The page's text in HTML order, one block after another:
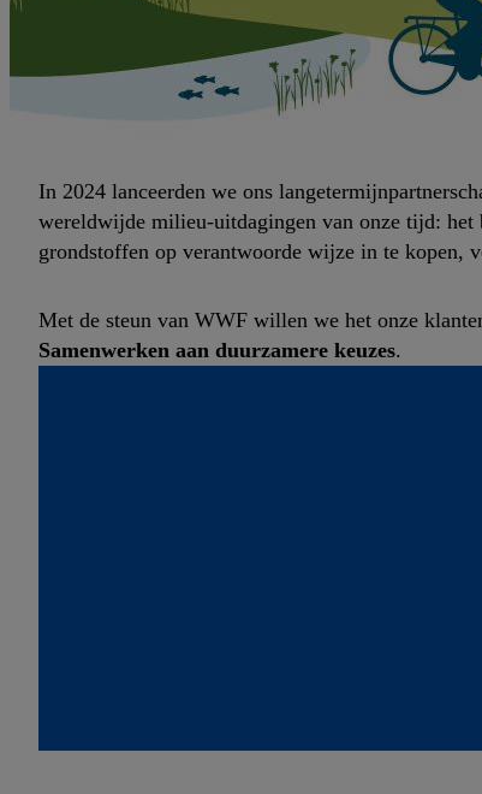
In 2024 lanceerden we ons
wereldwijde milieu-uitdagingen van onze tijd: het
grondstoffen op verantwoorde wijze in te kopen,
Met de steun van WWF willen we het onze
Samenwerken aan duurzamere keuzes.